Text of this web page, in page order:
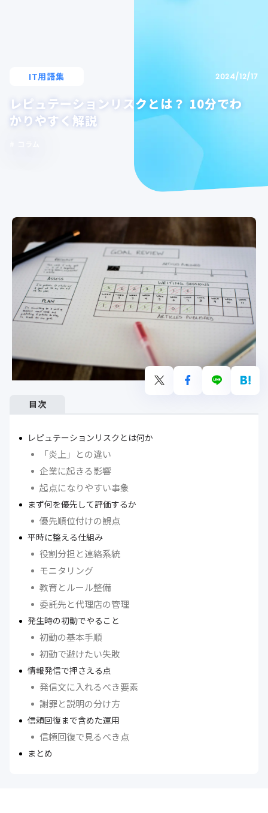
IT用語集 2024/12/17
レピュテーションリスクとは？ 10分でわ
かりやすく解説
目次
レピュテーションリスクとは何か
「炎上」との違い
企業に起きる影響
起点になりやすい事象
まず何を優先して評価するか
優先順位付けの観点
平時に整える仕組み
役割分担と連絡系統
モニタリング
教育とルール整備
委託先と代理店の管理
発生時の初動でやること
初動の基本手順
初動で避けたい失敗
情報発信で押さえる点
発信文に入れるべき要素
謝罪と説明の分け方
信頼回復まで含めた運用
信頼回復で見るべき点
まとめ